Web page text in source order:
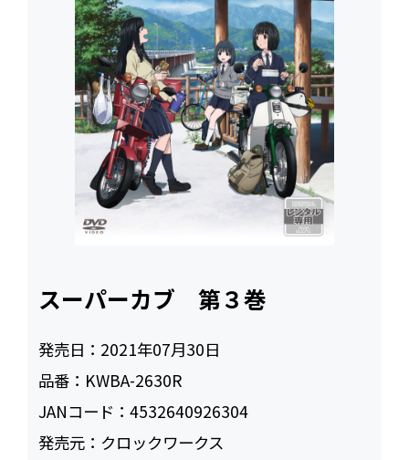
スーパーカブ 第３巻
発売日： 2021年07月30日
品番： KWBA-2630R
JANコード：4532640926304
発売元： クロックワークス